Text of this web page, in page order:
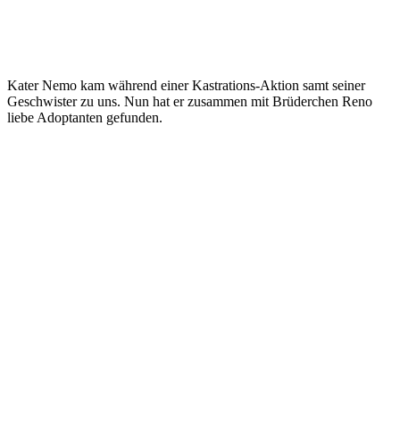
Kater Nemo kam während einer Kastrations-Aktion samt seiner
Geschwister zu uns. Nun hat er zusammen mit Brüderchen Reno
liebe Adoptanten gefunden.